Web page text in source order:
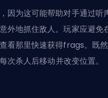
因为这可能帮助对手通过听
外地抓住敌人。玩家应避免
看那里快速获得frags。既
次杀人后移动并改变位置。